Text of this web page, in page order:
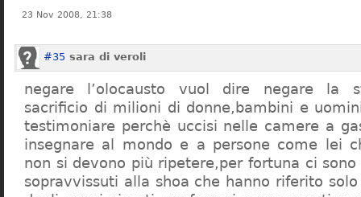
23 Nov 2008, 21:38
#35 sara di veroli
negare l’olocausto vuol dire negare la
sacrificio di milioni di donne,bambini e
testimoniare perchè uccisi nelle camere a
insegnare al mondo e a persone come lei
non si devono più ripetere,per fortuna ci
sopravvissuti alla shoa che hanno riferito